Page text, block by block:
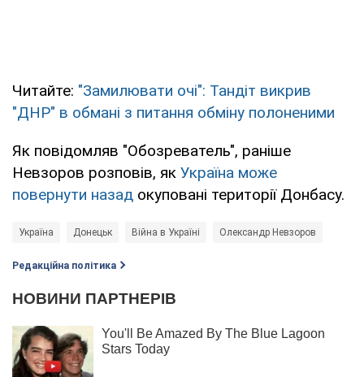
Читайте: "Замилювати очі": Тандіт викрив
"ДНР" в обмані з питання обміну полоненими
Як повідомляв "Обозреватель", раніше
Невзоров розповів, як Україна може
повернути назад окуповані території Донбасу.
Україна Донецьк Війна в Україні Олександр Невзоров
Редакційна політика